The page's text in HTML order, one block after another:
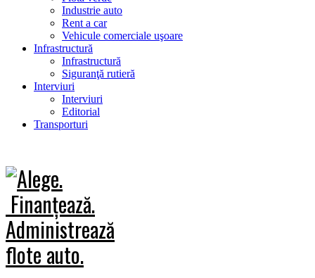
Industrie auto
Rent a car
Vehicule comerciale uşoare
Infrastructură
Infrastructură
Siguranţă rutieră
Interviuri
Interviuri
Editorial
Transporturi